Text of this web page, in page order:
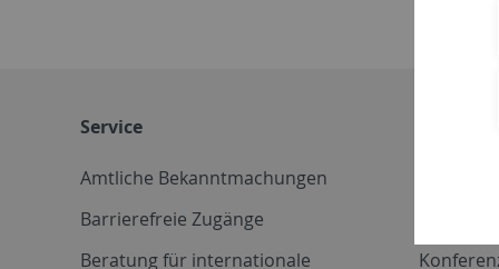
Service
Amtliche Bekanntmachungen
Barrierefreie Zugänge
Beratung für internationale